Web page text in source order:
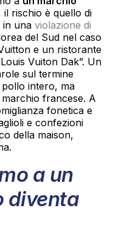
rischio è quello di
in una violazione di
del Sud nel caso
e un ristorante
Vuiton Dak”. Un
sul termine
pollo intero, ma
francese. A
fonetica e
e confezioni
della maison,
a un
diventa